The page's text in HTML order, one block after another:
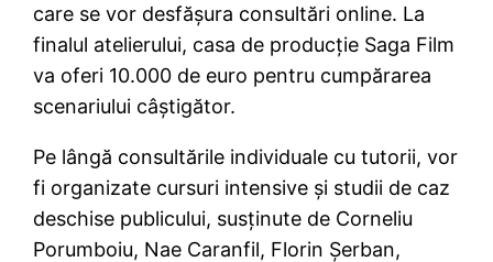
care se vor desfăşura consultări online. La
finalul atelierului, casa de producţie Saga Film
va oferi 10.000 de euro pentru cumpărarea
scenariului câştigător.
Pe lângă consultările individuale cu tutorii, vor
fi organizate cursuri intensive şi studii de caz
deschise publicului, susţinute de Corneliu
Porumboiu, Nae Caranfil, Florin Şerban,